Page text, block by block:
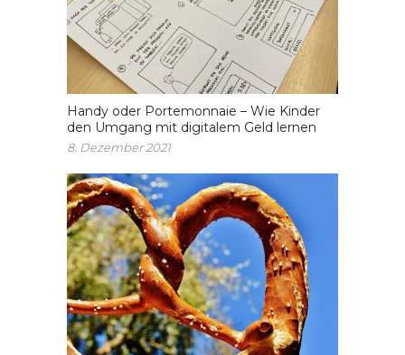
Handy oder Portemonnaie – Wie Kinder
den Umgang mit digitalem Geld lernen
8. Dezember 2021